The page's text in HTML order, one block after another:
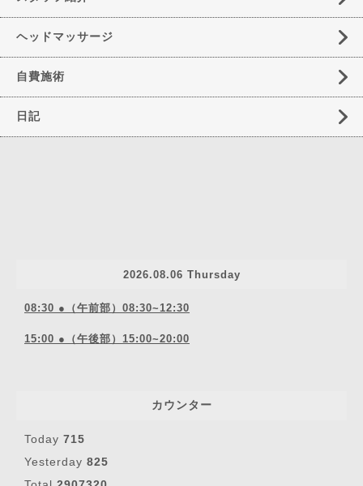
ヘッドマッサージ
自費施術
日記
2026.08.06 Thursday
08:30 ●（午前部）08:30~12:30
15:00 ●（午後部）15:00~20:00
カウンター
Today 715
Yesterday 825